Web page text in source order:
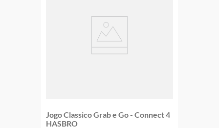
Jogo Classico Grab e Go - Connect 4
HASBRO